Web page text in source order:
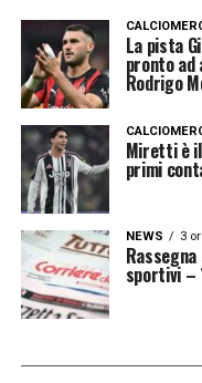
La pista
pronto ad
Rodrigo
Miretti è
primi
NEWS 3
sportivi –